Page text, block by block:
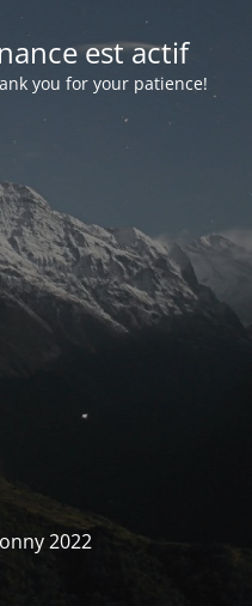
est actif
you for your patience!
2022